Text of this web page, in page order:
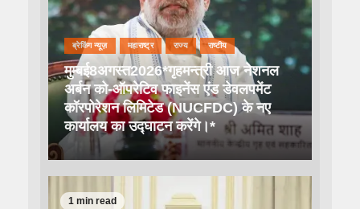
ब्रेकिंग न्यूज़ महाराष्ट्र राज्य राष्टीय
मुम्बई8अगस्त2026*गृहमन्त्री आज नेशनल
अर्बन को-ऑपरेटिव फाइनेंस एंड डेवलपमेंट
कॉरपोरेशन लिमिटेड (NUCFDC) के नए
कार्यालय का उद्घाटन करेंगे।*
1 min read